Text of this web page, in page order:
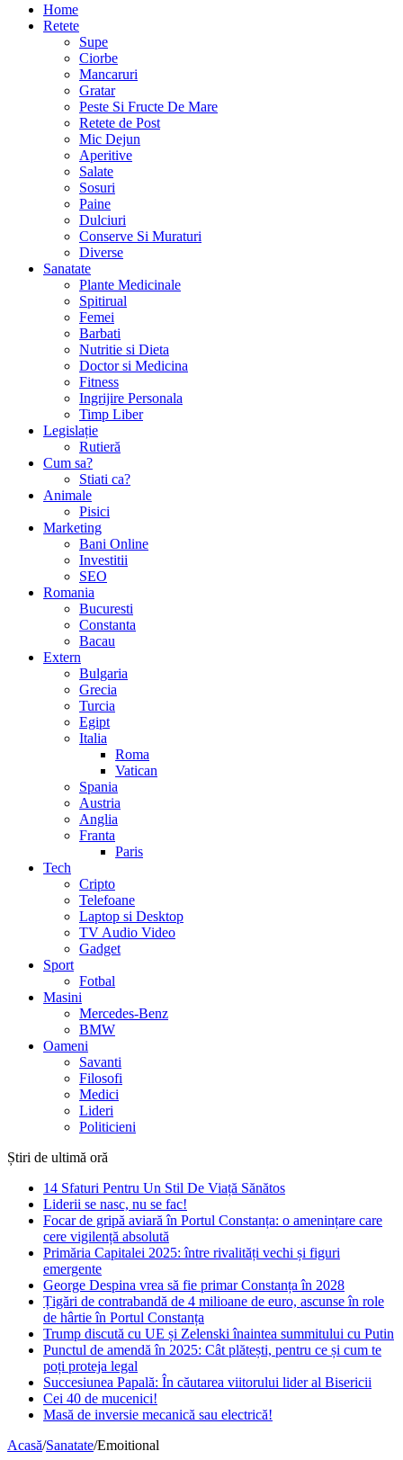
Home
Retete
Supe
Ciorbe
Mancaruri
Gratar
Peste Si Fructe De Mare
Retete de Post
Mic Dejun
Aperitive
Salate
Sosuri
Paine
Dulciuri
Conserve Si Muraturi
Diverse
Sanatate
Plante Medicinale
Spitirual
Femei
Barbati
Nutritie si Dieta
Doctor si Medicina
Fitness
Ingrijire Personala
Timp Liber
Legislație
Rutieră
Cum sa?
Stiati ca?
Animale
Pisici
Marketing
Bani Online
Investitii
SEO
Romania
Bucuresti
Constanta
Bacau
Extern
Bulgaria
Grecia
Turcia
Egipt
Italia
Roma
Vatican
Spania
Austria
Anglia
Franta
Paris
Tech
Cripto
Telefoane
Laptop si Desktop
TV Audio Video
Gadget
Sport
Fotbal
Masini
Mercedes-Benz
BMW
Oameni
Savanti
Filosofi
Medici
Lideri
Politicieni
Știri de ultimă oră
14 Sfaturi Pentru Un Stil De Viață Sănătos
Liderii se nasc, nu se fac!
Focar de gripă aviară în Portul Constanța: o amenințare care
cere vigilență absolută
Primăria Capitalei 2025: între rivalități vechi și figuri
emergente
George Despina vrea să fie primar Constanța în 2028
Țigări de contrabandă de 4 milioane de euro, ascunse în role
de hârtie în Portul Constanța
Trump discută cu UE și Zelenski înaintea summitului cu Putin
Punctul de amendă în 2025: Cât plătești, pentru ce și cum te
poți proteja legal
Succesiunea Papală: În căutarea viitorului lider al Bisericii
Cei 40 de mucenici!
Masă de inversie mecanică sau electrică!
Acasă/Sanatate/Emoitional